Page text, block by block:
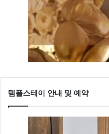
템플스테이 안내 및 예약